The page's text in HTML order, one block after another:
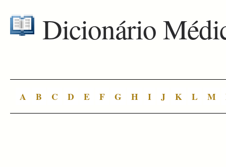
Dicionário
A B C D E F G H I J K L M